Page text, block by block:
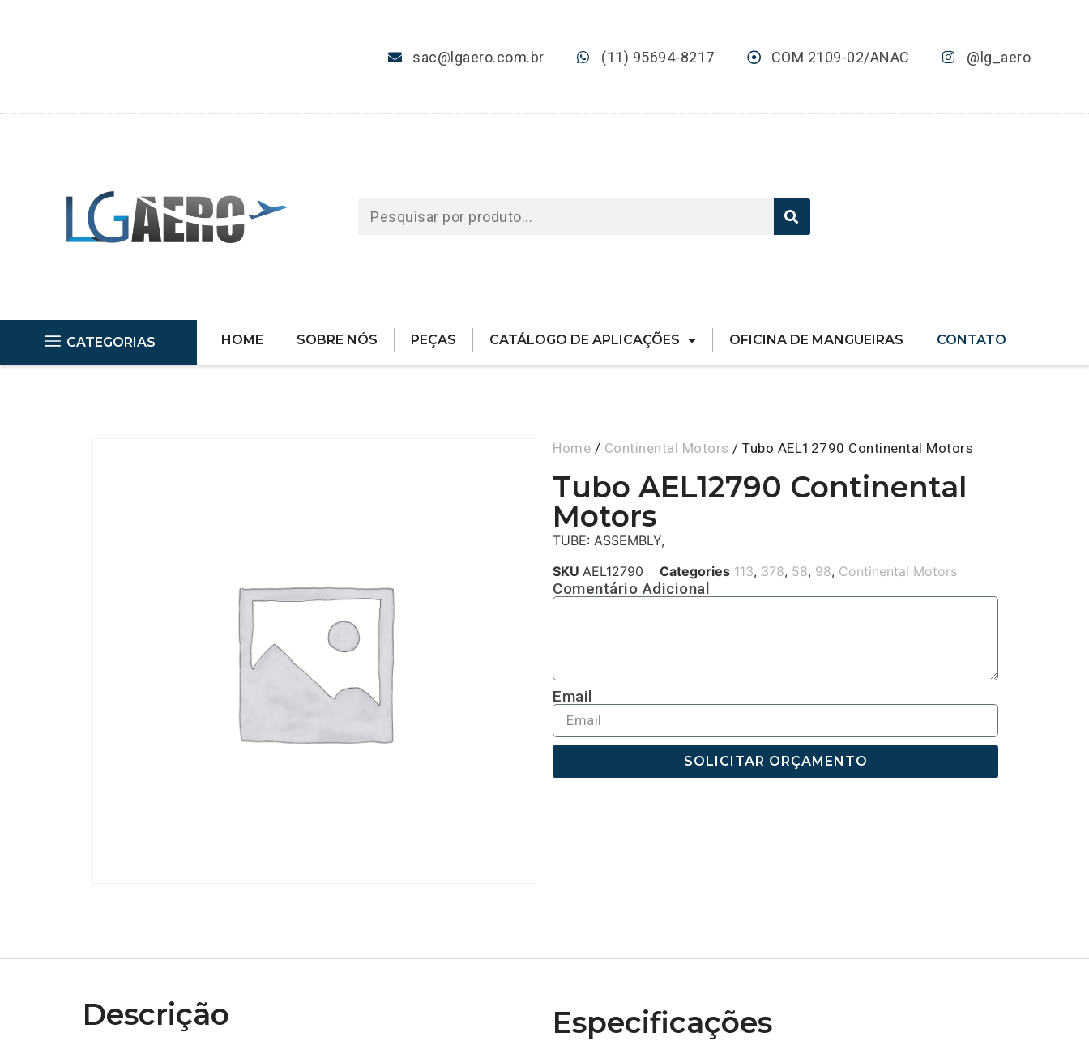
sac@lgaero.com.br (11) 95694-8217 COM 2109-02/ANAC @lg_aero
CATEGORIAS HOME SOBRE NÓS PEÇAS CATÁLOGO DE APLICAÇÕES OFICINA DE MANGUEIRAS CONTATO
Home / Continental Motors / Tubo AEL12790 Continental Motors
Tubo AEL12790 Continental
Motors
TUBE: ASSEMBLY,
SKU AEL12790 Categories 113, 378, 58, 98, Continental Motors
Comentário Adicional
Email
SOLICITAR ORÇAMENTO
Descrição Especificações